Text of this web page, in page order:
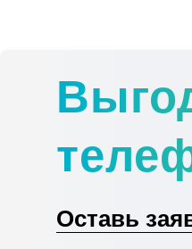
Оставь